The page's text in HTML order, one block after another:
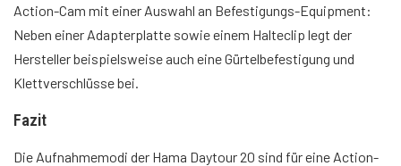
Action-Cam mit einer Auswahl an Befestigungs-Equipment:
Neben einer Adapterplatte sowie einem Halteclip legt der
Hersteller beispielsweise auch eine Gürtelbefestigung und
Klettverschlüsse bei.
Fazit
Die Aufnahmemodi der Hama Daytour 20 sind für eine Action-